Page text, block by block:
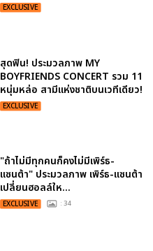
EXCLUSIVE
สุดฟิน! ประมวลภาพ MY
BOYFRIENDS CONCERT รวม 11
หนุ่มหล่อ สามีแห่งชาติบนเวทีเดียว!
EXCLUSIVE
"ถ้าไม่มีทุกคนก็คงไม่มีเพิร์ธ-
แซนต้า" ประมวลภาพ เพิร์ธ-แซนต้า
เปลี่ยนฮอลล์ให...
EXCLUSIVE : 34